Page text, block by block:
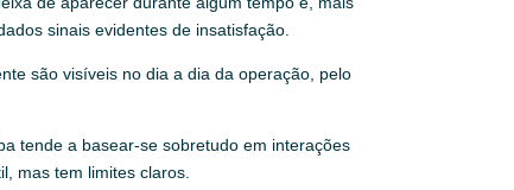
sinais evidentes de insatisfação.
são visíveis no dia a dia da operação, pelo
tende a basear-se sobretudo em interações
mas tem limites claros.